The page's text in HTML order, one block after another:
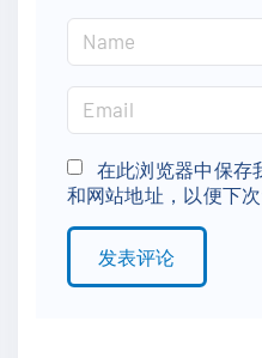
a
e
*
m
a
i
l
在此浏览器中保存
和网站地址，以便下次